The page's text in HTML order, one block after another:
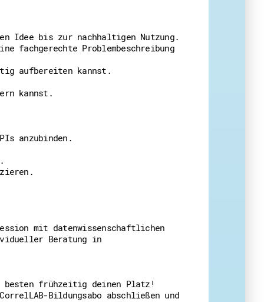
Idee bis zur nachhaltigen Nutzung.
fachgerechte Problembeschreibung
aufbereiten kannst.
kannst.
anzubinden.
mit datenwissenschaftlichen
Beratung in
besten frühzeitig deinen Platz!
Bildungsabo abschließen und